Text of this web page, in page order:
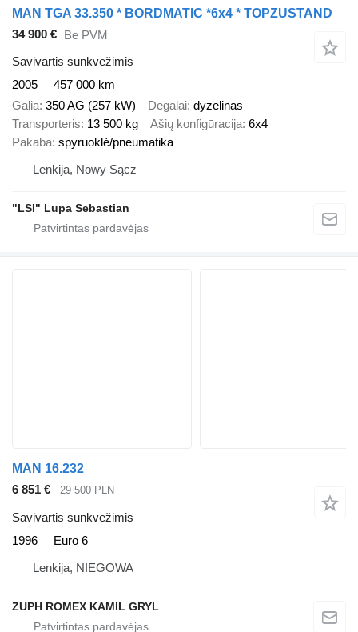
MAN TGA 33.350 * BORDMATIC *6x4 * TOPZUSTAND
34 900 € Be PVM
Savivartis sunkvežimis
2005
457 000 km
Galia 350 AG (257 kW) Degalai dyzelinas
Transporteris 13 500 kg Ašių konfigūracija 6x4
Pakaba spyruoklė/pneumatika
Lenkija, Nowy Sącz
"LSI" Lupa Sebastian
MAN 16.232
6 851 €
29 500 PLN
Savivartis sunkvežimis
1996
Euro 6
Lenkija, NIEGOWA
ZUPH ROMEX KAMIL GRYL